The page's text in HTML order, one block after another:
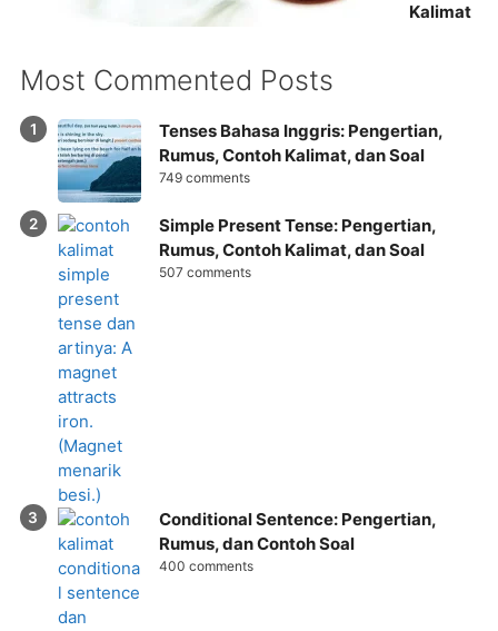
Kalimat
Most Commented Posts
Tenses Bahasa Inggris: Pengertian,
Rumus, Contoh Kalimat, dan Soal
749 comments
Simple Present Tense: Pengertian,
Rumus, Contoh Kalimat, dan Soal
507 comments
Conditional Sentence: Pengertian,
Rumus, dan Contoh Soal
400 comments